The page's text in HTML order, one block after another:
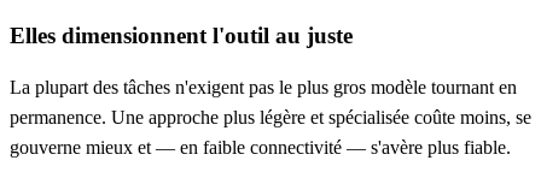
Elles dimensionnent l'outil au juste
La plupart des tâches n'exigent pas le plus gros modèle tournant en
permanence. Une approche plus légère et spécialisée coûte moins, se
gouverne mieux et — en faible connectivité — s'avère plus fiable.